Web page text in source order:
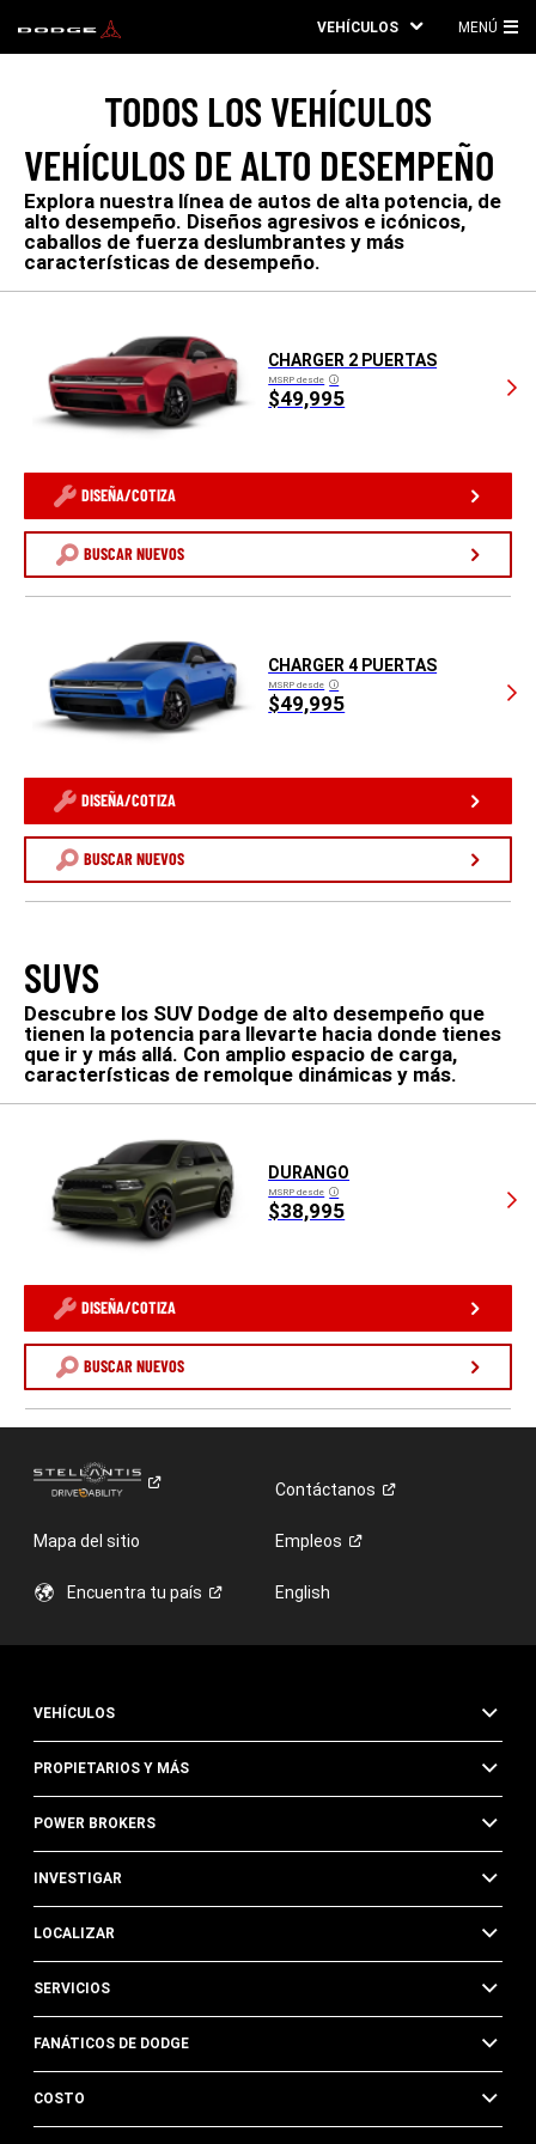
VEHÍCULOS MENÚ
TODOS LOS VEHÍCULOS
VEHÍCULOS DE ALTO DESEMPEÑO
Explora nuestra línea de autos de alta potencia, de
alto desempeño. Diseños agresivos e icónicos,
caballos de fuerza deslumbrantes y más
características de desempeño.
CHARGER 2 PUERTAS
MSRP desde Disclosure
$49,995
DISEÑA/COTIZA
BUSCAR NUEVOS
CHARGER 4 PUERTAS
MSRP desde Disclosure
$49,995
DISEÑA/COTIZA
BUSCAR NUEVOS
SUVS
Descubre los SUV Dodge de alto desempeño que
tienen la potencia para llevarte hacia donde tienes
que ir y más allá. Con amplio espacio de carga,
características de remolque dinámicas y más.
DURANGO
MSRP desde Disclosure
$38,995
DISEÑA/COTIZA
BUSCAR NUEVOS
Contáctanos
Mapa del sitio Empleos
Encuentra tu país English
VEHÍCULOS
PROPIETARIOS Y MÁS
POWER BROKERS
INVESTIGAR
LOCALIZAR
SERVICIOS
FANÁTICOS DE DODGE
COSTO